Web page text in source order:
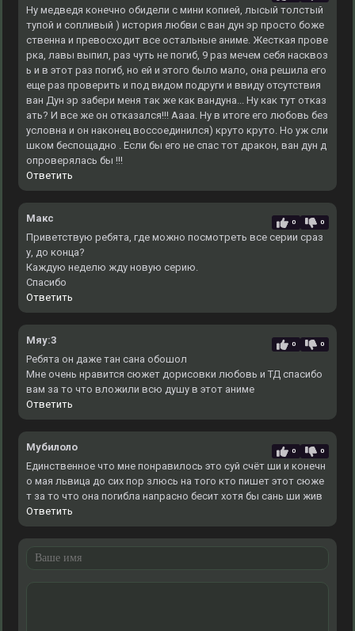
Ну медведя конечно обидели с мини копией, лысый толстый
тупой и сопливый ) история любви с ван дун эр просто боже
ственна и превосходит все остальные аниме. Жесткая прове
рка, лавы выпил, раз чуть не погиб, 9 раз мечем себя насквоз
ь и в этот раз погиб, но ей и этого было мало, она решила его
еще раз проверить и под видом подруги и ввиду отсутствия
ван Дун эр забери меня так же как вандуна... Ну как тут отказ
ать? И все же он отказался!!! Аааа. Ну в итоге его любовь без
условна и он наконец воссоединился) круто круто. Но уж сли
шком беспощадно . Если бы его не спас тот дракон, ван дун д
опроверялась бы !!!
Ответить
Макс 0 0
Приветствую ребята, где можно посмотреть все серии сраз
у, до конца?
Каждую неделю жду новую серию.
Спасибо
Ответить
Мяу:3 0 0
Ребята он даже тан сана обошол
Мне очень нравится сюжет дорисовки любовь и ТД спасибо
вам за то что вложили всю душу в этот аниме
Ответить
Мубилоло 0 0
Единственное что мне понравилось это суй счёт ши и конечн
о мая львица до сих пор злюсь на того кто пишет этот сюже
т за то что она погибла напрасно бесит хотя бы сань ши жив
Ответить